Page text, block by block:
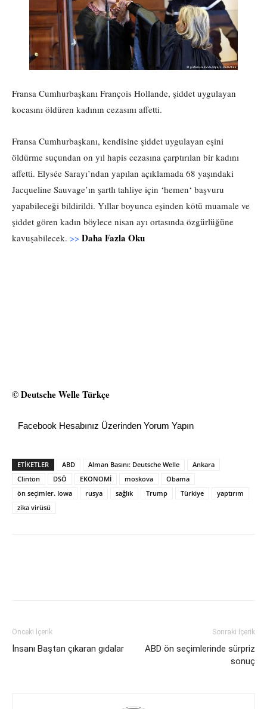
Fransa Cumhurbaşkanı François Hollande, şiddet uygulayan
kocasını öldüren kadının cezasını affetti.
Fransa Cumhurbaşkanı, kendisine şiddet uygulayan eşini
öldürme suçundan on yıl hapis cezasına çarptırılan bir kadını
affetti. Elysée Sarayı’ndan yapılan açıklamada 68 yaşındaki
Jacqueline Sauvage’ın şartlı tahliye için ‘hemen‘ başvuru
yapabileceği bildirildi. Yıllar boyunca eşinden kötü muamale ve
şiddet gören kadın böylece nisan ayı ortasında özgürlüğüne
kavuşabilecek. >> Daha Fazla Oku
© Deutsche Welle Türkçe
Facebook Hesabınız Üzerinden Yorum Yapın
ETİKETLER ABD Alman Basını: Deutsche Welle
Ankara
Clinton
DSÖ EKONOMİ moskova
Obama
ön seçimler. Iowa
rusya sağlık Trump Türkiye
yaptırım
zika virüsü
Önceki İçerik
İnsanı Baştan çıkaran gıdalar
Sonraki İçerik
ABD ön seçimlerinde sürpriz
sonuç